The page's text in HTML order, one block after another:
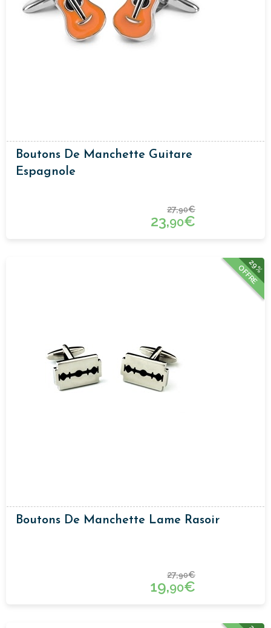
Boutons De Manchette Guitare
Espagnole
27,90€
23,90€
29%
OFFRE
Boutons De Manchette Lame Rasoir
27,90€
19,90€